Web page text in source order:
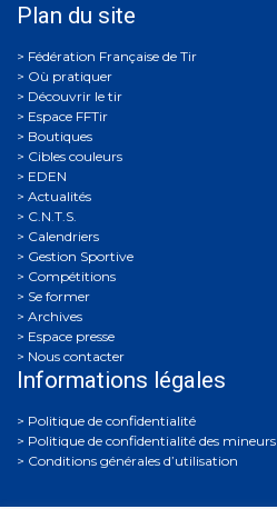
Plan du site
Où pratiquer
Découvrir le tir
Espace FFTir
Boutiques
Cibles couleurs
EDEN
Actualités
C.N.T.S.
Calendriers
Gestion Sportive
Compétitions
Se former
Archives
Espace presse
Nous contacter
Informations légales
Politique de confidentialité
Politique de confidentialité des mineurs
Conditions générales d’utilisation